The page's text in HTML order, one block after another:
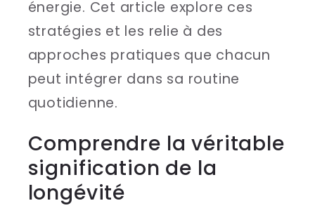
énergie. Cet article explore ces
stratégies et les relie à des
approches pratiques que chacun
peut intégrer dans sa routine
quotidienne.
Comprendre la véritable
signification de la
longévité